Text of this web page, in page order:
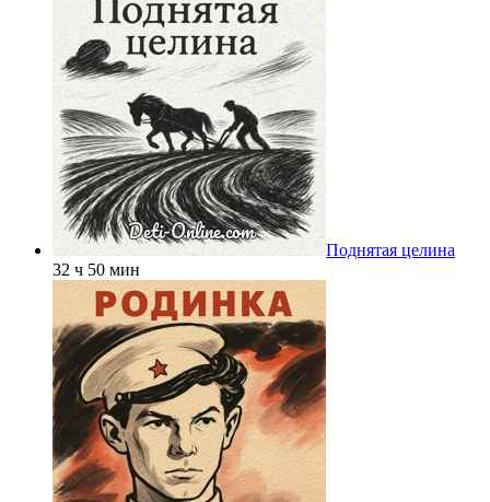
Поднятая целина
32 ч 50 мин